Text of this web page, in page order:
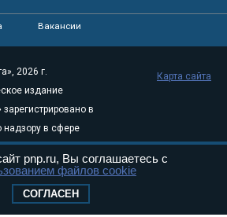
Вакансии
2026 г.
издание
в
в сфере
и
(Роскомнадзор) 05
Эл № ФС77-
Карта сайта
pnp.ru, Вы соглашаетесь с
файлов cookie
СОГЛАСЕН